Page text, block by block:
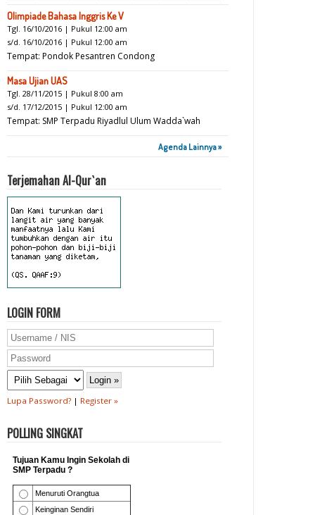
Olimpiade Bahasa Inggris Ke V
Tgl. 16/10/2016 | Pukul 12:00 am
s/d. 16/10/2016 | Pukul 12:00 am
Tempat: Pondok Pesantren Condong
Masa Ujian UAS
Tgl. 28/11/2015 | Pukul 8:00 am
s/d. 17/12/2015 | Pukul 12:00 am
Tempat: SMP Terpadu Riyadlul Ulum Wadda`wah
Agenda Lainnya »
Terjemahan Al-Qur`an
LOGIN FORM
Lupa Password? | Register »
POLLING SINGKAT